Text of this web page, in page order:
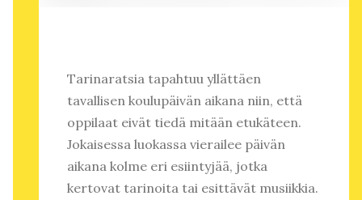
Tarinaratsia tapahtuu yllättäen
tavallisen koulupäivän aikana niin, että
oppilaat eivät tiedä mitään etukäteen.
Jokaisessa luokassa vierailee päivän
aikana kolme eri esiintyjää, jotka
kertovat tarinoita tai esittävät musiikkia.